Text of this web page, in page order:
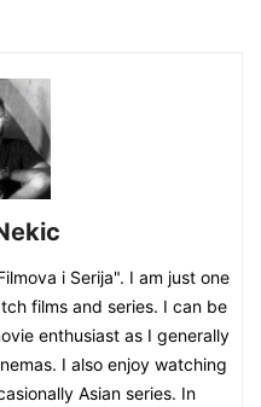
i Serija". I am just one
films and series. I can be
enthusiast as I generally
I also enjoy watching
Asian series. In